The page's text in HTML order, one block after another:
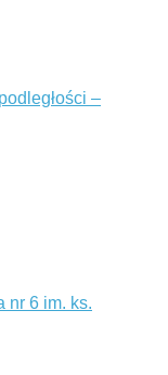
–
nr 6 im. ks.